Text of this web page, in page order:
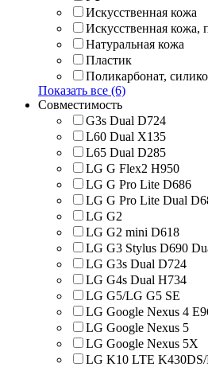
Искусственная кожа
Искусственная кожа,
Натуральная кожа
Пластик
Поликарбонат,
Показать все (6)
Совместимость
G3s Dual D724
L60 Dual X135
L65 Dual D285
LG G Flex2 H950
LG G Pro Lite D686
LG G Pro Lite Dual
LG G2
LG G2 mini D618
LG G3 Stylus D690
LG G3s Dual D724
LG G4s Dual H734
LG G5/LG G5 SE
LG Google Nexus 4
LG Google Nexus 5
LG Google Nexus 5X
LG K10 LTE